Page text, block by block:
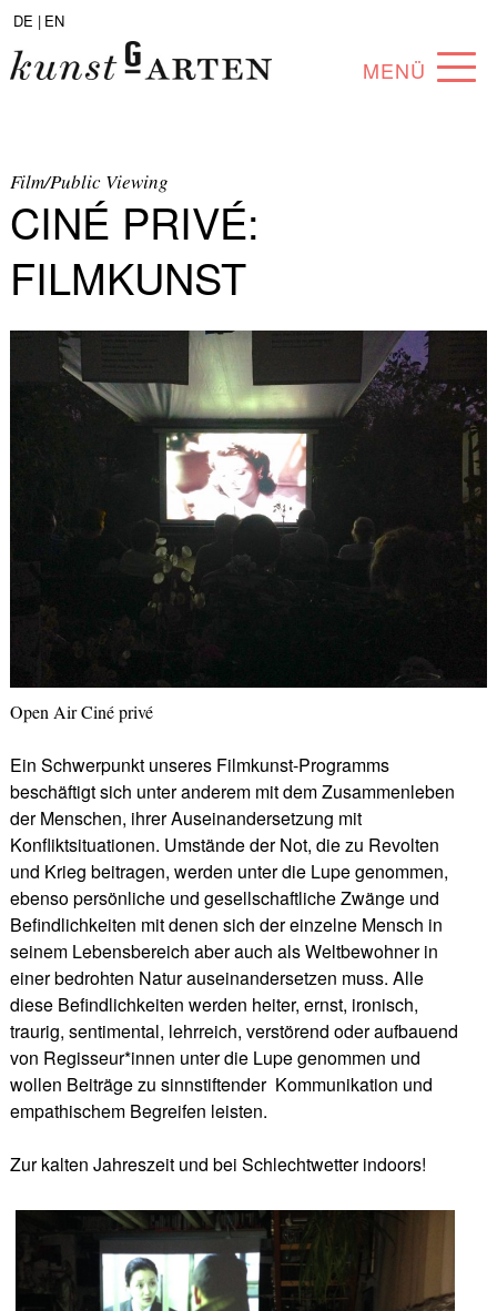
DE | EN
MENÜ
SAMMLUNG
KÜNSTLER*INNEN
PARTNER*INNEN
ANGEBOTE
Film/Public Viewing
CINÉ PRIVÉ:
FILMKUNST
Open Air Ciné privé
Ein Schwerpunkt unseres Filmkunst-Programms
beschäftigt sich unter anderem mit dem Zusammenleben
der Menschen, ihrer Auseinandersetzung mit
Konfliktsituationen. Umstände der Not, die zu Revolten
und Krieg beitragen, werden unter die Lupe genommen,
ebenso persönliche und gesellschaftliche Zwänge und
Befindlichkeiten mit denen sich der einzelne Mensch in
seinem Lebensbereich aber auch als Weltbewohner in
einer bedrohten Natur auseinandersetzen muss. Alle
diese Befindlichkeiten werden heiter, ernst, ironisch,
traurig, sentimental, lehrreich, verstörend oder aufbauend
von Regisseur*innen unter die Lupe genommen und
wollen Beiträge zu sinnstiftender Kommunikation und
empathischem Begreifen leisten.
Zur kalten Jahreszeit und bei Schlechtwetter indoors!